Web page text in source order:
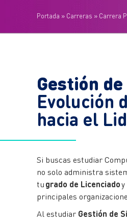
Portada » Carreras » Carrera
Gestión
Evolución
hacia el
Si buscas estudiar
no solo administra
tugrado de Licenciado
principales
Al estudiar Gestión de